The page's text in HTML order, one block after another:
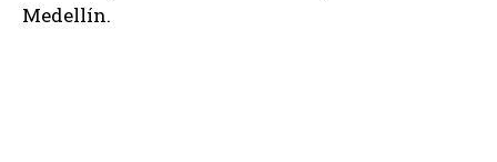
Medellín.